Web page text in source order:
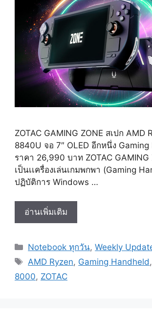
ZOTAC GAMING ZONE สเปก AMD
8840U จอ 7″ OLED อีกหนึ่ง
ราคา 26,990 บาท ZOTAC GAMING
เป็นเเครื่องเล่นเกมพกพา (Gaming
ปฏิบัติการ Windows …
อ่านเพิ่มเติม
GAMING
สเปก
AMD
Categories
Notebook ทุกวัน,Weekly
Tags
AMD Ryzen, Gaming Handheld ,
8000, ZOTAC